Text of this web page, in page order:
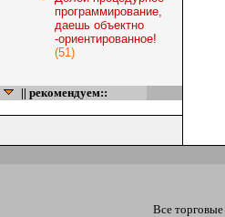
программирование,
даешь объектно
-ориентированное!
(51)
|| рекомендуем::
Все